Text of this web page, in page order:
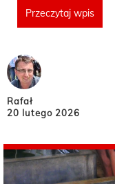
Przeczytaj wpis
Rafał
20 lutego 2026